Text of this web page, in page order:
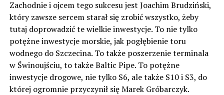
Zachodnie i ojcem tego sukcesu jest Joachim Brudziński,
który zawsze sercem starał się zrobić wszystko, żeby
tutaj doprowadzić te wielkie inwestycje. To nie tylko
potężne inwestycje morskie, jak pogłębienie toru
wodnego do Szczecina. To także poszerzenie terminala
w Świnoujściu, to także Baltic Pipe. To potężne
inwestycje drogowe, nie tylko S6, ale także S10 i S3, do
której ogromnie przyczynił się Marek Gróbarczyk.